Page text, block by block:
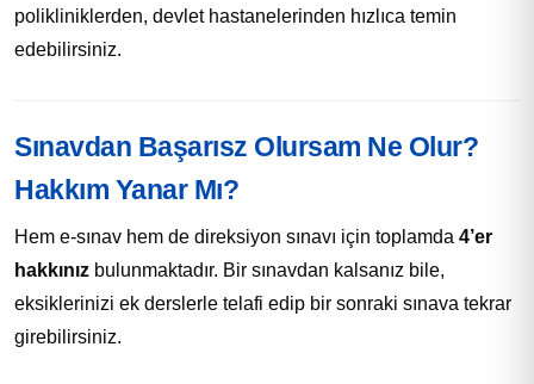
polikliniklerden, devlet hastanelerinden hızlıca temin
edebilirsiniz.
Sınavdan Başarısz Olursam Ne Olur?
Hakkım Yanar Mı?
Hem e-sınav hem de direksiyon sınavı için toplamda 4’er
hakkınız bulunmaktadır. Bir sınavdan kalsanız bile,
eksiklerinizi ek derslerle telafi edip bir sonraki sınava tekrar
girebilirsiniz.